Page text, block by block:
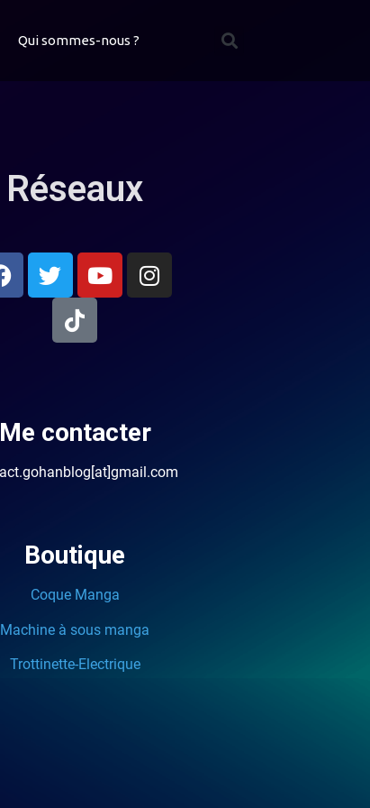
Qui sommes-nous ?
Réseaux
Me contacter
Boutique
Coque Manga
Machine à sous manga
Trottinette-Electrique